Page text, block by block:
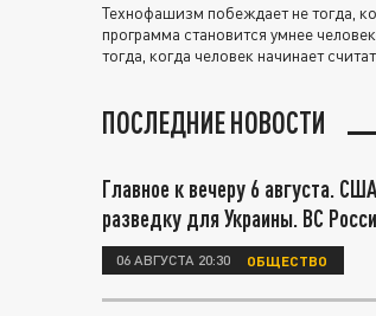
Технофашизм побеждает не тогда,
программа становится умнее
тогда, когда человек начинает
ПОСЛЕДНИЕ НОВОСТИ
Главное к вечеру 6 августа.
разведку для Украины. ВС
06 АВГУСТА 20:30 ОБЩЕСТВО